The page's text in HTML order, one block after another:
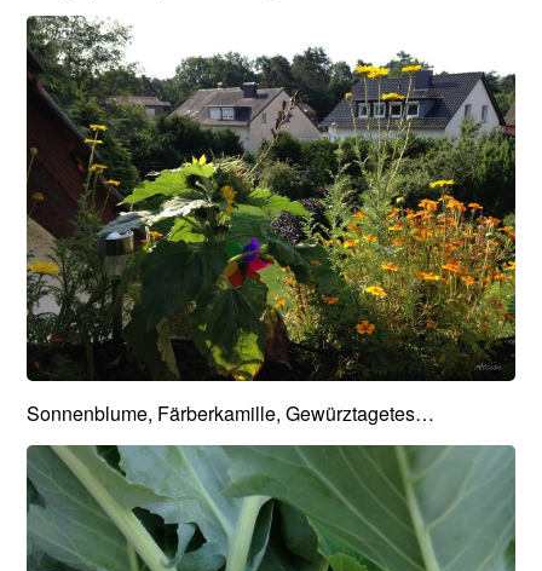
Sonnenblume, Färberkamille, Gewürztagetes…